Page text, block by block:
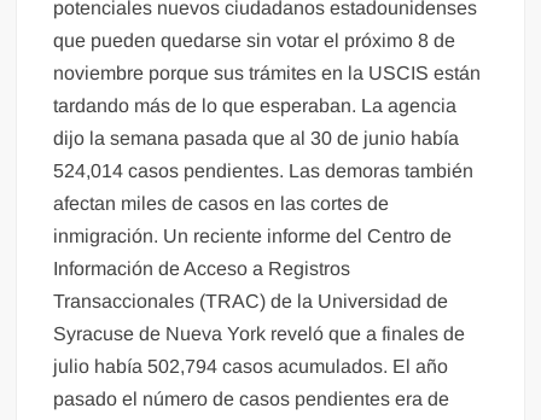
potenciales nuevos ciudadanos estadounidenses
que pueden quedarse sin votar el próximo 8 de
noviembre porque sus trámites en la USCIS están
tardando más de lo que esperaban. La agencia
dijo la semana pasada que al 30 de junio había
524,014 casos pendientes. Las demoras también
afectan miles de casos en las cortes de
inmigración. Un reciente informe del Centro de
Información de Acceso a Registros
Transaccionales (TRAC) de la Universidad de
Syracuse de Nueva York reveló que a finales de
julio había 502,794 casos acumulados. El año
pasado el número de casos pendientes era de